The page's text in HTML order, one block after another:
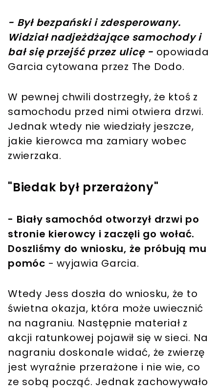
- Był bezpański i zdesperowany.
Widział nadjeżdżające samochody i
bał się przejść przez ulicę - opowiada
Garcia cytowana przez The Dodo.
W pewnej chwili dostrzegły, że ktoś z
samochodu przed nimi otwiera drzwi.
Jednak wtedy nie wiedziały jeszcze,
jakie kierowca ma zamiary wobec
zwierzaka.
"Biedak był przerażony"
- Biały samochód otworzył drzwi po
stronie kierowcy i zaczęli go wołać.
Doszliśmy do wniosku, że próbują mu
pomóc - wyjawia Garcia.
Wtedy Jess doszła do wniosku, że to
świetna okazja, która może uwiecznić
na nagraniu. Następnie materiał z
akcji ratunkowej pojawił się w sieci. Na
nagraniu doskonale widać, że zwierzę
jest wyraźnie przerażone i nie wie, co
ze sobą począć. Jednak zachowywało